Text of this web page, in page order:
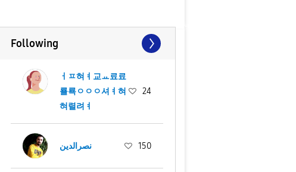
Following
ㅓㅍ혀ㅕ교ㅛ료료
룔룍ㅇㅇㅇ셔ㅕ혀
혀렬려ㅕ
24
نصرالدين 150